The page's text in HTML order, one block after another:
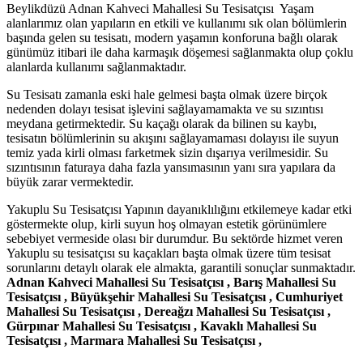
Beylikdüzü Adnan Kahveci Mahallesi Su Tesisatçısı Yaşam
alanlarımız olan yapıların en etkili ve kullanımı sık olan bölümlerin
başında gelen su tesisatı, modern yaşamın konforuna bağlı olarak
günümüz itibari ile daha karmaşık döşemesi sağlanmakta olup çoklu
alanlarda kullanımı sağlanmaktadır.
Su Tesisatı zamanla eski hale gelmesi başta olmak üzere birçok
nedenden dolayı tesisat işlevini sağlayamamakta ve su sızıntısı
meydana getirmektedir. Su kaçağı olarak da bilinen su kaybı,
tesisatın bölümlerinin su akışını sağlayamaması dolayısı ile suyun
temiz yada kirli olması farketmek sizin dışarıya verilmesidir. Su
sızıntısının faturaya daha fazla yansımasının yanı sıra yapılara da
büyük zarar vermektedir.
Yakuplu Su Tesisatçısı Yapının dayanıklılığını etkilemeye kadar etki
göstermekte olup, kirli suyun hoş olmayan estetik görünümlere
sebebiyet vermeside olası bir durumdur. Bu sektörde hizmet veren
Yakuplu su tesisatçısı su kaçakları başta olmak üzere tüm tesisat
sorunlarını detaylı olarak ele almakta, garantili sonuçlar sunmaktadır.
Adnan Kahveci Mahallesi Su Tesisatçısı , Barış Mahallesi Su
Tesisatçısı , Büyükşehir Mahallesi Su Tesisatçısı , Cumhuriyet
Mahallesi Su Tesisatçısı , Dereağzı Mahallesi Su Tesisatçısı ,
Gürpınar Mahallesi Su Tesisatçısı , Kavaklı Mahallesi Su
Tesisatçısı , Marmara Mahallesi Su Tesisatçısı ,